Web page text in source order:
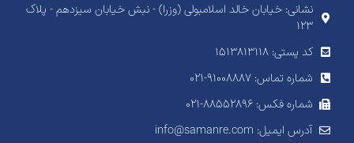
نشانی: خیابان خالد اسلامبولی (وزرا) - نبش خیابان سیزدهم - پلاک
۱۲۳
کد پستی: 1513813118
شماره تماس: ۹۱۰۰۸۸۸۷-۰۲۱
شماره فکس: ۸۸۵۵۲۸۹۶-۰۲۱
آدرس ایمیل: info@samanre.com